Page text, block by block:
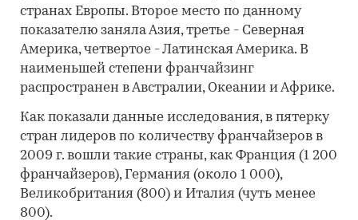
странах Европы. Второе место по данному
показателю заняла Азия, третье - Северная
Америка, четвертое - Латинская Америка. В
наименьшей степени франчайзинг
распространен в Австралии, Океании и Африке.
Как показали данные исследования, в пятерку
стран лидеров по количеству франчайзеров в
2009 г. вошли такие страны, как Франция (1 200
франчайзеров), Германия (около 1 000),
Великобритания (800) и Италия (чуть менее
800).